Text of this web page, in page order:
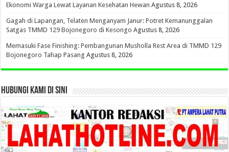
Ekonomi Warga Lewat Layanan Kesehatan Hewan Agustus 8, 2026
Gagah di Lapangan, Telaten Menganyam Janur: Potret Kemanunggalan
Satgas TMMD 129 Bojonegoro di Kesongo Agustus 8, 2026
Memasuki Fase Finishing: Pembangunan Musholla Rest Area di TMMD 129
Bojonegoro Tahap Pasang Agustus 8, 2026
HUBUNGI KAMI DI SINI